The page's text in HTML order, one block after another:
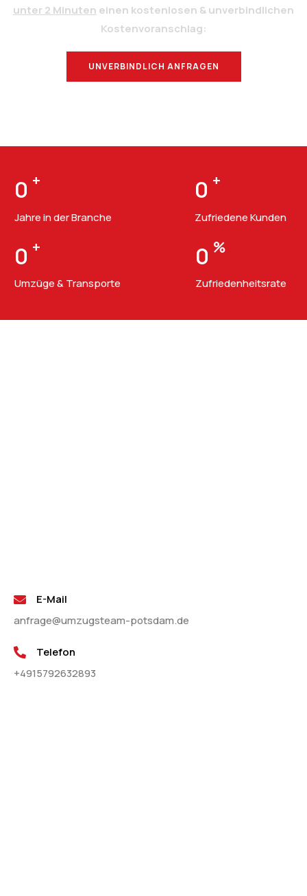
unter 2 Minuten einen kostenlosen & unverbindlichen
Kostenvoranschlag:
UNVERBINDLICH ANFRAGEN
0 +
Jahre in der Branche
0 +
Zufriedene Kunden
0 +
Umzüge & Transporte
0 %
Zufriedenheitsrate
E-Mail
anfrage@umzugsteam-potsdam.de
Telefon
+4915792632893